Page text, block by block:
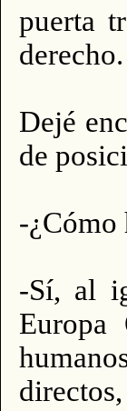
puerta
Dejé
de
-¿Cómo
-Sí, al
Europa